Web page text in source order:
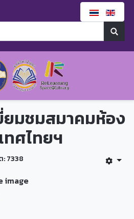
ยมชมสมาคมห้อง
ทศไทยฯ
: 7338